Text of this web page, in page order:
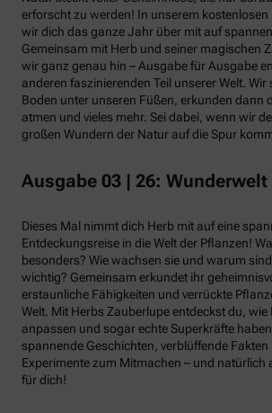
erforscht zu werden! In unserem
wir dich das ganze Jahr über mit auf
Gemeinsam mit Herb und seiner magischen
wir ganz genau hin – Ausgabe für Ausgabe
anderen faszinierenden Teil unserer Welt. Wir
Boden unter unseren Füßen, erkunden dann
atmen und vieles mehr. Sei dabei, wenn wir
großen Wundern der Natur auf die Spur
Ausgabe 03 | 26:
Dieses Mal nimmt dich Herb mit auf eine
Entdeckungsreise in die Welt der Pflanzen!
besonders? Wie wachsen sie und warum
wichtig? Gemeinsam erkundet ihr
erstaunliche Fähigkeiten und verrückte
Welt. Mit Herbs Zauberlupe entdeckst du, wie
anpassen und sogar echte Superkräfte
spannende Geschichten, verblüffende Fakten
Experimente zum Mitmachen – und natürlich
für dich!